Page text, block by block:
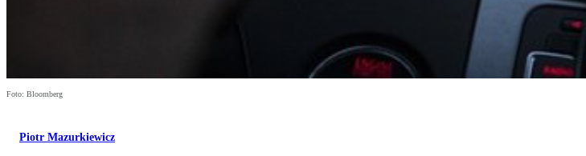
Foto: Bloomberg
Piotr Mazurkiewicz